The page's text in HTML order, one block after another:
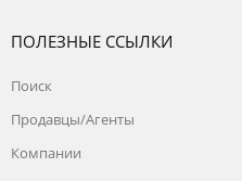
ПОЛЕЗНЫЕ ССЫЛКИ
Поиск
Продавцы/Агенты
Компании